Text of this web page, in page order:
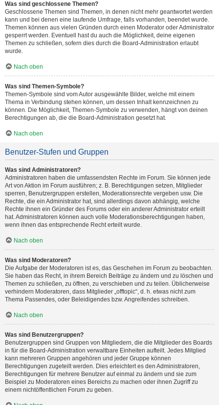
Was sind geschlossene Themen?
Geschlossene Themen sind Themen, in denen nicht mehr geantwortet werden
kann und bei denen eine laufende Umfrage, falls vorhanden, beendet wurde.
Themen können aus vielen Gründen durch einen Moderator oder Administrator
gesperrt werden. Eventuell hast du auch die Möglichkeit, deine eigenen
Themen zu schließen, sofern dies durch die Board-Administration erlaubt
wurde.
Nach oben
Was sind Themen-Symbole?
Themen-Symbole sind vom Autor ausgewählte Bilder, welche mit einem
Thema in Verbindung stehen können, um dessen Inhalt kennzeichnen zu
können. Die Möglichkeit, Themen-Symbole zu verwenden, hängt von deinen
Berechtigungen ab, die die Board-Administration gesetzt hat.
Nach oben
Benutzer-Stufen und Gruppen
Was sind Administratoren?
Administratoren haben die umfassendsten Rechte im Forum. Sie können jede
Art von Aktion im Forum ausführen; z. B. Berechtigungen setzen, Mitglieder
sperren, Benutzergruppen erstellen, Moderationsrechte vergeben usw. Die
Rechte, die ein Administrator hat, sind allerdings davon abhängig, welche
Rechte ihnen ein Gründer des Forums oder ein anderer Administrator erteilt
hat. Administratoren können auch volle Moderationsberechtigungen haben,
wenn ihnen das entsprechende Recht erteilt wurde.
Nach oben
Was sind Moderatoren?
Die Aufgabe der Moderatoren ist es, das Geschehen im Forum zu beobachten.
Sie haben das Recht, in ihrem Bereich Beiträge zu ändern und zu löschen und
Themen zu schließen, zu öffnen, zu verschieben und zu teilen. Üblicherweise
verhindern Moderatoren, dass Mitglieder „offtopic“, d. h. etwas nicht zum
Thema Passendes, oder Beleidigendes bzw. Angreifendes schreiben.
Nach oben
Was sind Benutzergruppen?
Benutzergruppen sind Gruppen von Mitgliedern, die die Mitglieder des Boards
in für die Board-Administration verwaltbare Einheiten aufteilt. Jedes Mitglied
kann mehreren Gruppen angehören und jeder Gruppe können
Berechtigungen zugeteilt werden. Dies erleichtert es den Administratoren,
Berechtigungen für mehrere Benutzer auf einmal zu ändern und sie zum
Beispiel zu Moderatoren eines Bereichs zu machen oder ihnen Zugriff zu
einem nichtöffentlichen Forum zu geben.